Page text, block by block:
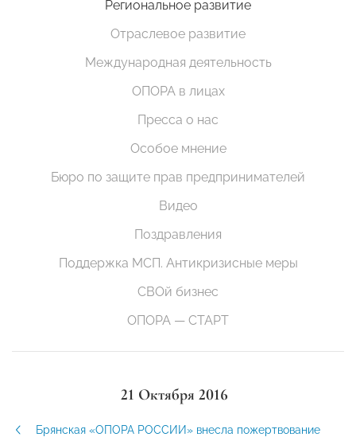
Региональное развитие
Отраслевое развитие
Международная деятельность
ОПОРА в лицах
Пресса о нас
Особое мнение
Бюро по защите прав предпринимателей
Видео
Поздравления
Поддержка МСП. Антикризисные меры
СВОй бизнес
ОПОРА — СТАРТ
21 Октября 2016
Брянская «ОПОРА РОССИИ» внесла пожертвование